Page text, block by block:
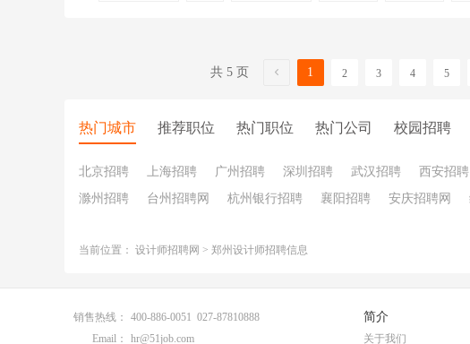
共 5 页 1 2 3 4 5
热门城市 推荐职位 热门职位 热门公司 校园招聘
北京招聘 上海招聘 广州招聘 深圳招聘 武汉招聘 西安招聘
滁州招聘
台州招聘网 杭州银行招聘 襄阳招聘 安庆招聘网
当前位置： 设计师招聘网 > 郑州设计师招聘信息
销售热线：
400-886-0051 027-87810888
Email：
hr@51job.com
简介
关于我们